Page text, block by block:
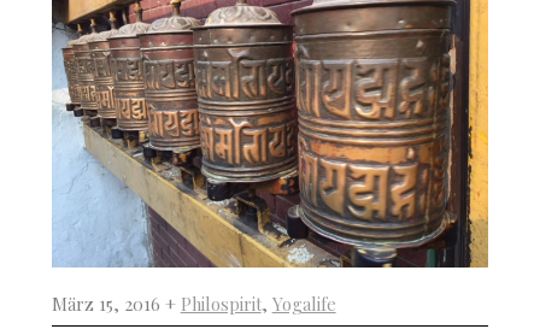
März 15, 2016 + Philospirit, Yogalife